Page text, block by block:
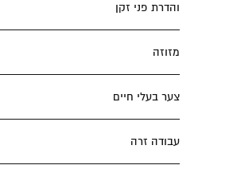
והדרת פני זקן
מזוזה
צער בעלי חיים
עבודה זרה